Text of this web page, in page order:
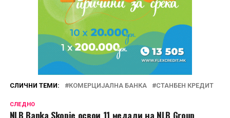
СЛИЧНИ ТЕМИ: КОМЕРЦИЈАЛНА БАНКА СТАНБЕН КРЕДИТ
СЛЕДНО
NLB Banka Skopje освои 11 медали на NLB Group